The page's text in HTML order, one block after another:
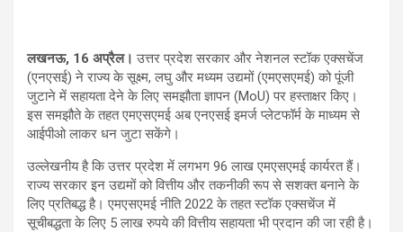
लखनऊ, 16 अप्रैल। उत्तर प्रदेश सरकार और नेशनल स्टॉक एक्सचेंज
(एनएसई) ने राज्य के सूक्ष्म, लघु और मध्यम उद्यमों (एमएसएमई) को पूंजी
जुटाने में सहायता देने के लिए समझौता ज्ञापन (MoU) पर हस्ताक्षर किए।
इस समझौते के तहत एमएसएमई अब एनएसई इमर्ज प्लेटफॉर्म के माध्यम से
आईपीओ लाकर धन जुटा सकेंगे।
उल्लेखनीय है कि उत्तर प्रदेश में लगभग 96 लाख एमएसएमई कार्यरत हैं।
राज्य सरकार इन उद्यमों को वित्तीय और तकनीकी रूप से सशक्त बनाने के
लिए प्रतिबद्ध है। एमएसएमई नीति 2022 के तहत स्टॉक एक्सचेंज में
सूचीबद्धता के लिए 5 लाख रुपये की वित्तीय सहायता भी प्रदान की जा रही है।